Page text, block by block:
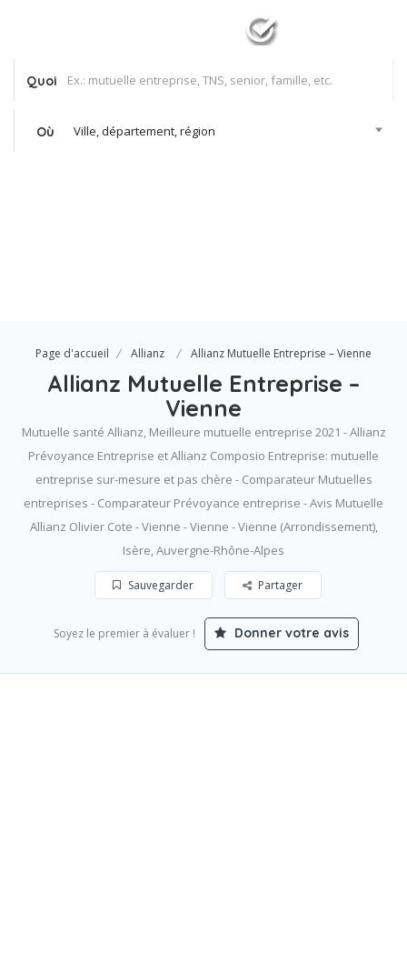
Quoi
Où Ville, département, région
Page d'accueil Allianz Allianz Mutuelle Entreprise – Vienne
Allianz Mutuelle Entreprise –
Vienne
Mutuelle santé Allianz, Meilleure mutuelle entreprise 2021 - Allianz
Prévoyance Entreprise et Allianz Composio Entreprise: mutuelle
entreprise sur-mesure et pas chère - Comparateur Mutuelles
entreprises - Comparateur Prévoyance entreprise - Avis Mutuelle
Allianz Olivier Cote - Vienne - Vienne - Vienne (Arrondissement),
Isère, Auvergne-Rhône-Alpes
Sauvegarder Partager
Soyez le premier à évaluer ! Donner votre avis